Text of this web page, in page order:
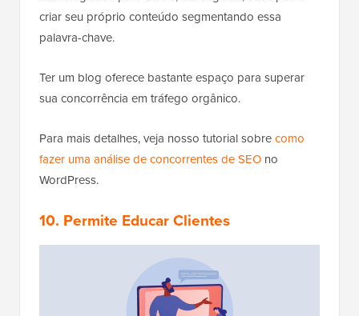
criar seu próprio conteúdo segmentando essa
palavra-chave.
Ter um blog oferece bastante espaço para superar
sua concorrência em tráfego orgânico.
Para mais detalhes, veja nosso tutorial sobrecomo
fazer uma análise de concorrentes de SEO no
WordPress.
10. Permite Educar Clientes